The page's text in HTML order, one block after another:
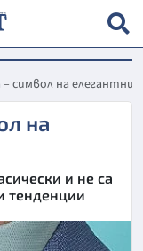
символ на
на
и не са
тенденции